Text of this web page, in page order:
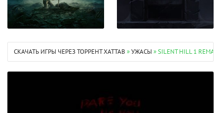
СКАЧАТЬ ИГРЫ ЧЕРЕЗ ТОРРЕНТ XATTAB »УЖАСЫ » SILENT HILL 1